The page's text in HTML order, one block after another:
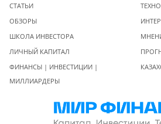
СТАТЬИ
ОБЗОРЫ
ШКОЛА ИНВЕСТОРА
ЛИЧНЫЙ КАПИТАЛ
ФИНАНСЫ | ИНВЕСТИЦИИ |
МИЛЛИАРДЕРЫ